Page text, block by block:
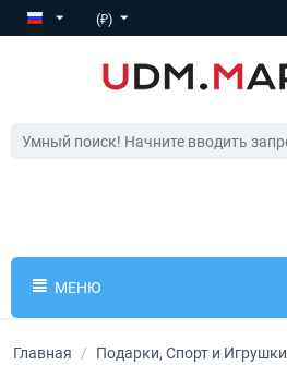
(₽)
МЕНЮ
Главная / Подарки, Спорт и Игрушки